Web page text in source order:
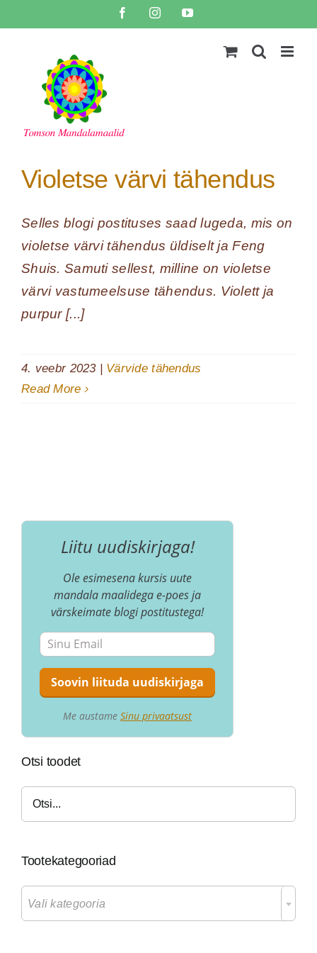
to
FacebookInstagramYouTube
Violetse värvi tähendus
Selles blogi postituses saad lugeda, mis on
violetse värvi tähendus üldiselt ja Feng
Shuis. Samuti sellest, milline on violetse
värvi vastumeelsuse tähendus. Violett ja
purpur [...]
4. veebr 2023 | Värvide tähendus
Read More
Liitu uudiskirjaga!
Ole esimesena kursis uute
mandala maalidega e-poes ja
värskeimate blogi postitustega!
Me austame Sinu privaatsust
Otsi toodet
Tootekategooriad
Vali kategooria